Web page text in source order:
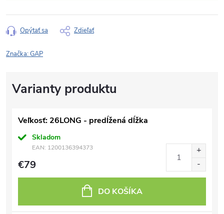
Opýtať sa Zdieľať
Značka:GAP
Veľkosť: 26LONG - predĺžená dĺžka
Skladom
EAN: 1200136394373
€79
DO KOŠÍKA